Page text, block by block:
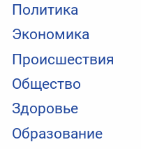
Политика
Экономика
Происшествия
Общество
Здоровье
Образование